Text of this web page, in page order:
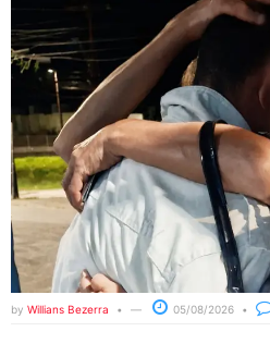
by Willians Bezerra 05/08/2026